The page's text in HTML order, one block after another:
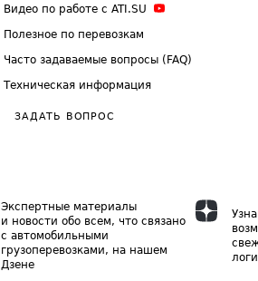
Видео по работе с ATI.SU
Полезное по перевозкам
Часто задаваемые вопросы (FAQ)
Техническая информация
ЗАДАТЬ ВОПРОС
Экспертные материалы
и новости обо всем, что связано
с автомобильными
грузоперевозками, на нашем
Дзене